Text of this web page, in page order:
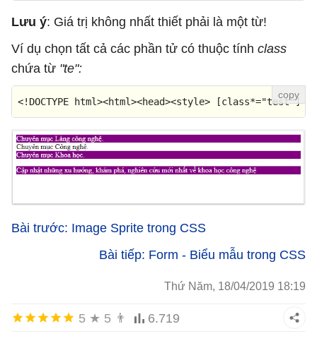
Lưu ý: Giá trị không nhất thiết phải là một từ!
Ví dụ chọn tất cả các phần tử có thuộc tính class
chứa từ "te":
<!DOCTYPE html><html><head><style> [class*="test"]
Bài trước: Image Sprite trong CSS
Bài tiếp: Form - Biểu mẫu trong CSS
Thứ Năm, 18/04/2019 18:19
5 ★ 5 👨 6.719